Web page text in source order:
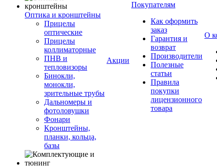
Оптика и кронштейны
Прицелы
оптические
Прицелы
коллиматорные
ПНВ и
тепловизоры
Бинокли,
монокли,
зрительные трубы
Дальномеры и
фотоловушки
Фонари
Кронштейны,
планки, кольца,
базы
Акции
Покупателям
Как оформить
заказ
Гарантия и
возврат
Производители
Полезные
статьи
Правила
покупки
лицензионного
товара
О